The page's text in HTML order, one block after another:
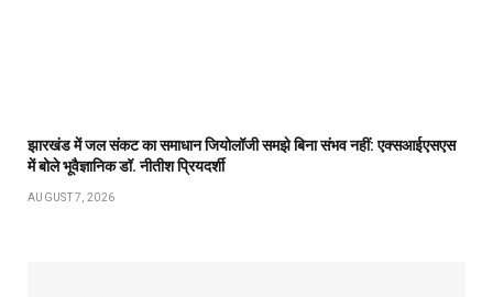
झारखंड में जल संकट का समाधान जियोलॉजी समझे बिना संभव नहीं: एक्सआईएसएस
में बोले भूवैज्ञानिक डॉ. नीतीश प्रियदर्शी
AUGUST 7, 2026